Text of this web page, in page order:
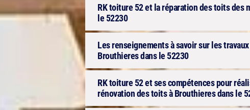
RK toiture 52 et la réparation des toits des
le 52230
Les renseignements à savoir sur les
Brouthieres dans le 52230
RK toiture 52 et ses compétences pour
rénovation des toits à Brouthieres dans le